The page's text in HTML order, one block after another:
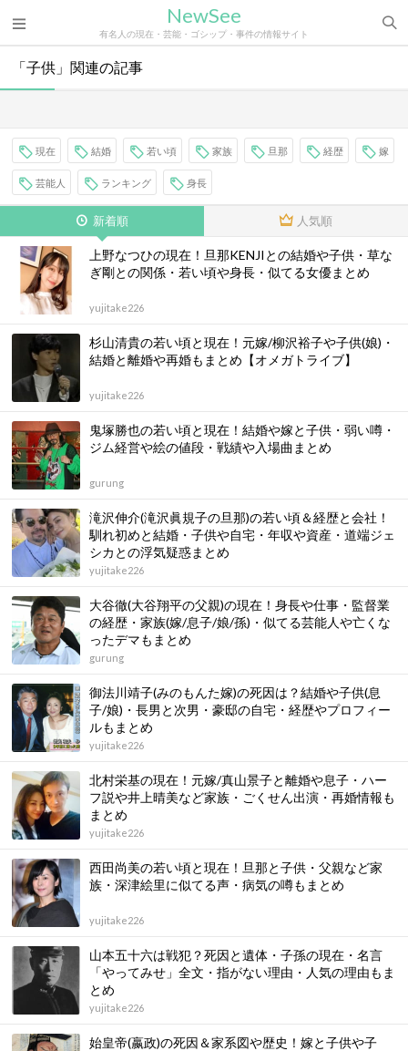
NewSee
有名人の現在・芸能・ゴシップ・事件の情報サイト
「子供」関連の記事
現在 結婚 若い頃 家族 旦那 経歴 嫁
芸能人 ランキング 身長
新着順 人気順
上野なつひの現在！旦那KENJIとの結婚や子供・草な
ぎ剛との関係・若い頃や身長・似てる女優まとめ
yujitake226
杉山清貴の若い頃と現在！元嫁/柳沢裕子や子供(娘)・
結婚と離婚や再婚もまとめ【オメガトライブ】
yujitake226
鬼塚勝也の若い頃と現在！結婚や嫁と子供・弱い噂・
ジム経営や絵の値段・戦績や入場曲まとめ
gurung
滝沢伸介(滝沢眞規子の旦那)の若い頃＆経歴と会社！
馴れ初めと結婚・子供や自宅・年収や資産・道端ジェ
シカとの浮気疑惑まとめ
yujitake226
大谷徹(大谷翔平の父親)の現在！身長や仕事・監督業
の経歴・家族(嫁/息子/娘/孫)・似てる芸能人や亡くな
ったデマもまとめ
gurung
御法川靖子(みのもんた嫁)の死因は？結婚や子供(息
子/娘)・長男と次男・豪邸の自宅・経歴やプロフィー
ルもまとめ
yujitake226
北村栄基の現在！元嫁/真山景子と離婚や息子・ハー
フ説や井上晴美など家族・ごくせん出演・再婚情報も
まとめ
yujitake226
西田尚美の若い頃と現在！旦那と子供・父親など家
族・深津絵里に似てる声・病気の噂もまとめ
yujitake226
山本五十六は戦犯？死因と遺体・子孫の現在・名言
「やってみせ」全文・指がない理由・人気の理由もま
とめ
yujitake226
始皇帝(嬴政)の死因＆家系図や歴史！嫁と子供や子